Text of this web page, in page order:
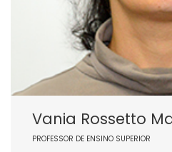
Vania Rossetto
PROFESSOR DE ENSINO SUPERIOR